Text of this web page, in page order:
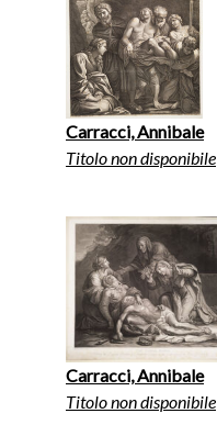
Carracci, Annibale
Titolo non disponibile
Carracci, Annibale
Titolo non disponibile